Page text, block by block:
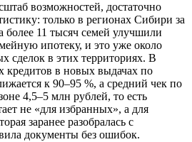
возможностей, достаточно
только в регионах Сибири за
более 11 тысяч семей улучшили
ипотеку, и это уже около
сделок в этих территориях. В
кредитов в новых выдачах по
к 90–95 %, а средний чек по
4,5–5 млн рублей, то есть
не «для избранных», а для
заранее разобралась с
документы без ошибок.